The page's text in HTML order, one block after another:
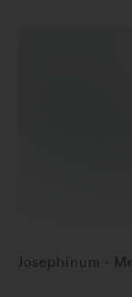
Josephinum -